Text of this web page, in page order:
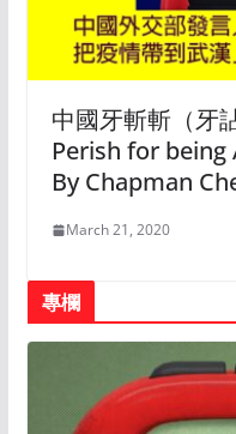
中國牙斬斬（牙
Perish for
By Chapman
March 21, 2020
專欄